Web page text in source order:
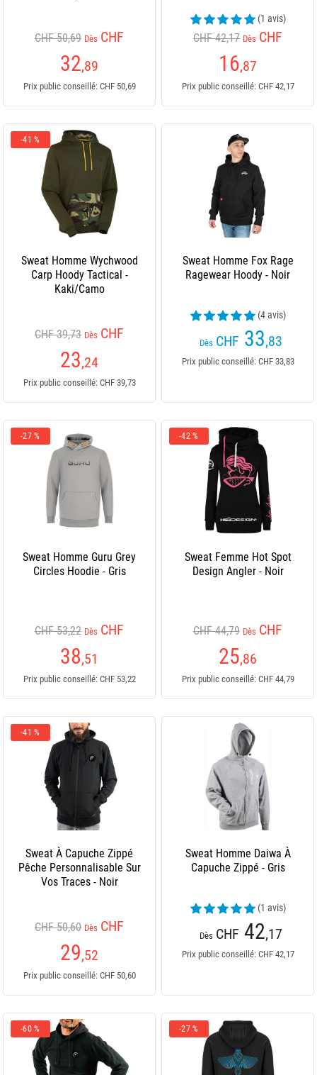
CHF 50,69 Dès CHF
32,89
Prix public conseillé: CHF 50,69
(1 avis)
CHF 42,17 Dès CHF
16,87
Prix public conseillé: CHF 42,17
-41 %
Sweat Homme Wychwood
Carp Hoody Tactical -
Kaki/Camo
CHF 39,73 Dès CHF
23,24
Prix public conseillé: CHF 39,73
Sweat Homme Fox Rage
Ragewear Hoody - Noir
(4 avis)
Dès CHF 33,83
Prix public conseillé: CHF 33,83
-27 %
Sweat Homme Guru Grey
Circles Hoodie - Gris
CHF 53,22 Dès CHF
38,51
Prix public conseillé: CHF 53,22
-42 %
Sweat Femme Hot Spot
Design Angler - Noir
CHF 44,79 Dès CHF
25,86
Prix public conseillé: CHF 44,79
-41 %
Sweat À Capuche Zippé
Pêche Personnalisable Sur
Vos Traces - Noir
CHF 50,60 Dès CHF
29,52
Prix public conseillé: CHF 50,60
Sweat Homme Daiwa À
Capuche Zippé - Gris
(1 avis)
Dès CHF 42,17
Prix public conseillé: CHF 42,17
-60 % -27 %